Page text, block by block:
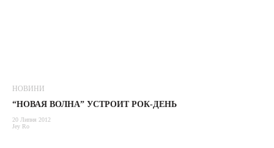
НОВИНИ
“НОВАЯ ВОЛНА” УСТРОИТ РОК-ДЕНЬ
20 Липня 2012
Jey Ro